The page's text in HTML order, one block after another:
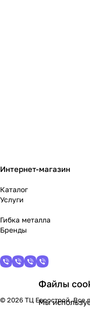
Интернет-магазин
Каталог
Услуги
Гибка металла
Бренды
© 2026 ТЦ Еврострой. Все
Файлы
Мы